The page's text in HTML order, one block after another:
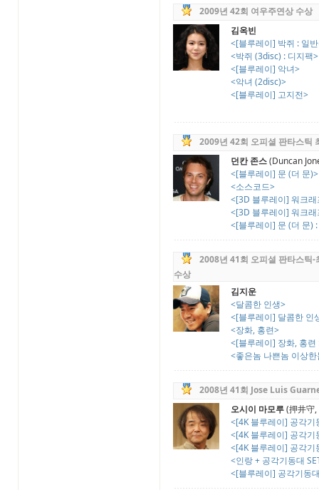
2009년 42회 여우주연상 수상
김옥빈
<[블루레이] 박쥐 : 일
<박쥐 (3disc) : 디지팩>
<[블루레이] 악녀>
<악녀 (2disc)>
<[블루레이] 고지전>
2009년 42회 오피셜 판타스틱
던칸 존스(Duncan
<[블루레이] 문 (더 문)>
<소스코드>
<[3D 블루레이] 워크
<[3D 블루레이] 워크
<[블루레이] 문 (더 문)
2008년 41회 오피셜 판타스틱-
수상
김지운
<달콤한 인생>
<[블루레이] 달콤한 인
<장화, 홍련>
<[블루레이] 장화, 홍련
<좋은놈 나쁜놈 이상
2008년 41회 Jose Luis
오시이 마모루(押井守
<[4K 블루레이] 공각기
<[4K 블루레이] 공각기
<[4K 블루레이] 공각기
<인랑 + 공각기동대
<[블루레이] 공각기동